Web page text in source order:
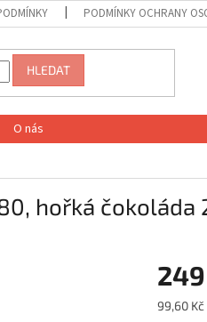
PODMÍNKY OCHRANY
HLEDAT
O nás
hořká čokoláda
Měrná
99,60